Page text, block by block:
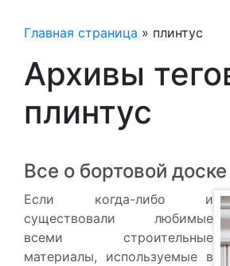
Главная страница » плинтус
Архивы
плинтус
Все о бортовой доске
Если когда-либо и
существовали любимые
всеми строительные
материалы, используемые в